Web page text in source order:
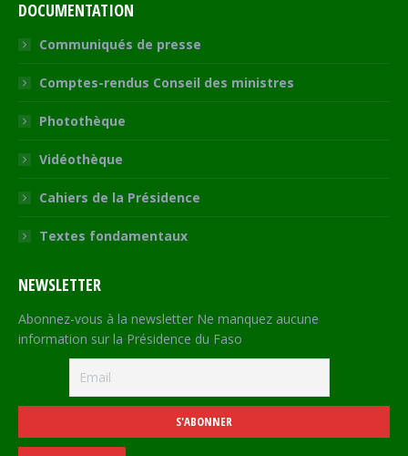
DOCUMENTATION
Communiqués de presse
Comptes-rendus Conseil des ministres
Photothèque
Vidéothèque
Cahiers de la Présidence
Textes fondamentaux
NEWSLETTER
Abonnez-vous à la newsletter Ne manquez aucune
information sur la Présidence du Faso